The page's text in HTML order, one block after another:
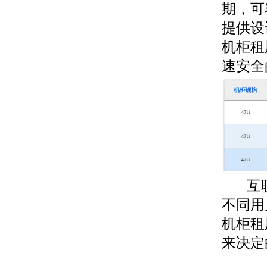
期，
提供
机柜
速安
互联
不同
机柜
来决